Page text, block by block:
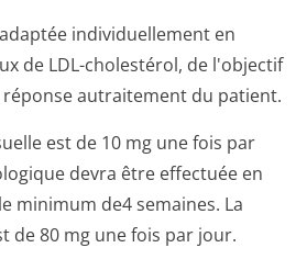
individuellement en
de LDL-cholestérol, de l'objectif
autraitement du patient.
est de 10 mg une fois par
devra être effectuée en
minimum de4 semaines. La
de 80 mg une fois par jour.